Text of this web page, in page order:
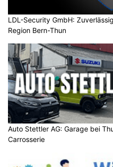
LDL-Security GmbH:
Region Bern-Thun
Auto Stettler AG: Garage bei
Carrosserie